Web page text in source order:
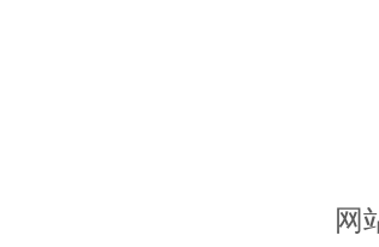
网